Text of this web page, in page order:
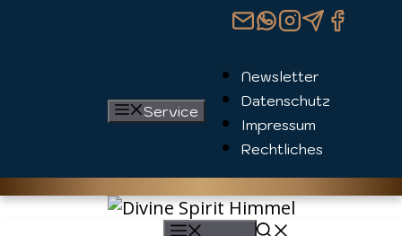
Service
Newsletter
Datenschutz
Impressum
Rechtliches